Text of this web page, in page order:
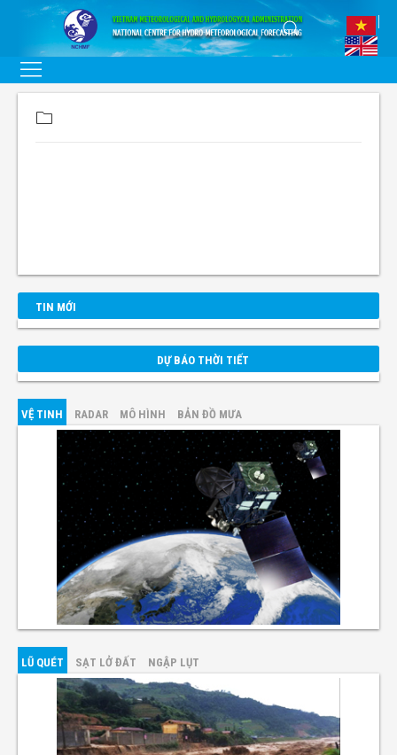
TIN MỚI
DỰ BÁO THỜI TIẾT
VỆ TINH RADAR MÔ HÌNH BẢN ĐỒ MƯA
LŨ QUÉT SẠT LỞ ĐẤT NGẬP LỤT